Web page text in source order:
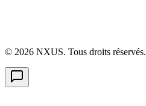
© 2026 NXUS. Tous droits réservés.